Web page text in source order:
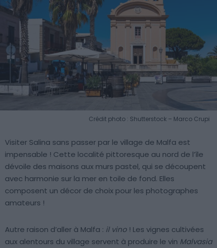
Crédit photo : Shutterstock – Marco Crupi
Visiter Salina sans passer par le village de Malfa est
impensable ! Cette localité pittoresque au nord de l’île
dévoile des maisons aux murs pastel, qui se découpent
avec harmonie sur la mer en toile de fond. Elles
composent un décor de choix pour les photographes
amateurs !
Autre raison d’aller à Malfa : il vino ! Les vignes cultivées
aux alentours du village servent à produire le vin Malvasia